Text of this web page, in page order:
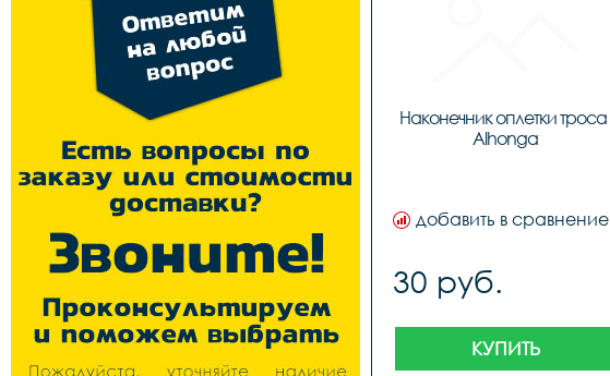
Наконечник оплетки троса
Alhonga
добавить в сравнение
30 руб.
КУПИТЬ